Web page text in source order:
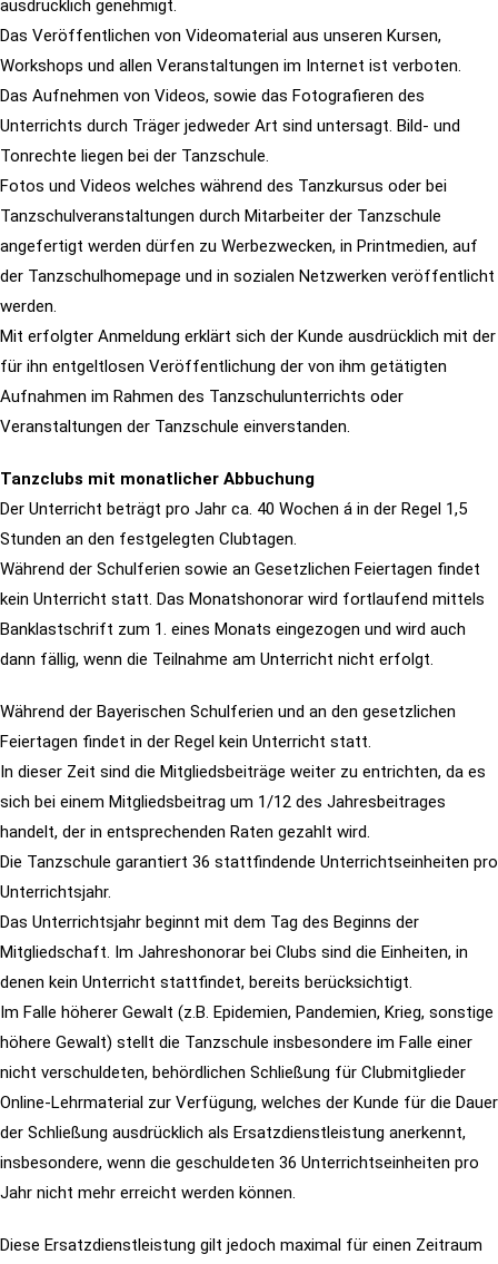
ausdrücklich genehmigt.
Das Veröffentlichen von Videomaterial aus unseren Kursen,
Workshops und allen Veranstaltungen im Internet ist verboten.
Das Aufnehmen von Videos, sowie das Fotografieren des
Unterrichts durch Träger jedweder Art sind untersagt. Bild- und
Tonrechte liegen bei der Tanzschule.
Fotos und Videos welches während des Tanzkursus oder bei
Tanzschulveranstaltungen durch Mitarbeiter der Tanzschule
angefertigt werden dürfen zu Werbezwecken, in Printmedien, auf
der Tanzschulhomepage und in sozialen Netzwerken veröffentlicht
werden.
Mit erfolgter Anmeldung erklärt sich der Kunde ausdrücklich mit der
für ihn entgeltlosen Veröffentlichung der von ihm getätigten
Aufnahmen im Rahmen des Tanzschulunterrichts oder
Veranstaltungen der Tanzschule einverstanden.
Tanzclubs mit monatlicher Abbuchung
Der Unterricht beträgt pro Jahr ca. 40 Wochen á in der Regel 1,5
Stunden an den festgelegten Clubtagen.
Während der Schulferien sowie an Gesetzlichen Feiertagen findet
kein Unterricht statt. Das Monatshonorar wird fortlaufend mittels
Banklastschrift zum 1. eines Monats eingezogen und wird auch
dann fällig, wenn die Teilnahme am Unterricht nicht erfolgt.
Während der Bayerischen Schulferien und an den gesetzlichen
Feiertagen findet in der Regel kein Unterricht statt.
In dieser Zeit sind die Mitgliedsbeiträge weiter zu entrichten, da es
sich bei einem Mitgliedsbeitrag um 1/12 des Jahresbeitrages
handelt, der in entsprechenden Raten gezahlt wird.
Die Tanzschule garantiert 36 stattfindende Unterrichtseinheiten pro
Unterrichtsjahr.
Das Unterrichtsjahr beginnt mit dem Tag des Beginns der
Mitgliedschaft. Im Jahreshonorar bei Clubs sind die Einheiten, in
denen kein Unterricht stattfindet, bereits berücksichtigt.
Im Falle höherer Gewalt (z.B. Epidemien, Pandemien, Krieg, sonstige
höhere Gewalt) stellt die Tanzschule insbesondere im Falle einer
nicht verschuldeten, behördlichen Schließung für Clubmitglieder
Online-Lehrmaterial zur Verfügung, welches der Kunde für die Dauer
der Schließung ausdrücklich als Ersatzdienstleistung anerkennt,
insbesondere, wenn die geschuldeten 36 Unterrichtseinheiten pro
Jahr nicht mehr erreicht werden können.
Diese Ersatzdienstleistung gilt jedoch maximal für einen Zeitraum